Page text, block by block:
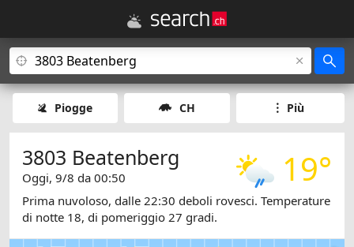
Piogge CH Più
19°
3803 Beatenberg
Oggi, 9/8 da 00:50
Prima nuvoloso, dalle 22:30 deboli rovesci. Temperature
di notte 18, di pomeriggio 27 gradi.